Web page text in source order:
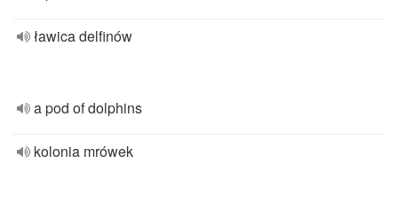
ławica delfinów
a pod of dolphins
kolonia mrówek